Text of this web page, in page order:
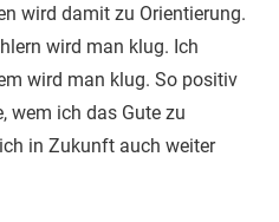
wird damit zu Orientierung.
wird man klug. Ich
wird man klug. So positiv
wem ich das Gute zu
in Zukunft auch weiter